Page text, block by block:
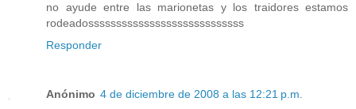
no ayude entre las marionetas y los traidores estamos
rodeadossssssssssssssssssssssssssss
Responder
Anónimo 4 de diciembre de 2008 a las 12:21 p.m.